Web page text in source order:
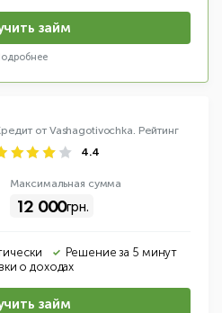
займ
от Vashagotivochka. Рейтинг
4.4
Максимальная сумма
12 000грн.
Решение за 5 минут
о доходах
займ